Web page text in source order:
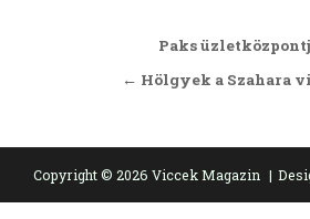
Bejegyzés
Paks
← Hölgyek a Szahara
Copyright © 2026 Viccek Magazin